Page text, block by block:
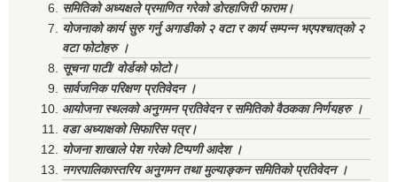
समितिको अध्यक्षले प्रमाणित गरेको डोरहाजिरी फाराम।
योजनाको कार्य सुरु गर्नु अगाडीको २ वटा र कार्य सम्पन्न भएपश्चात्‌को २
वटा फोटोहरु ।
सूचना पाटी/ वोर्डको फोटो।
सार्वजनिक परिक्षण प्रतिवेदन ।
आयोजना स्थलको अनुगमन प्रतिवेदन र समितिको वैठकका निर्णयहरु ।
वडा अध्याक्षको सिफारिस पत्र।
योजना शाखाले पेश गरेको टिप्पणी आदेश ।
नगरपालिकास्तरिय अनुगमन तथा मुल्याङ्कन समितिको प्रतिवेदन ।